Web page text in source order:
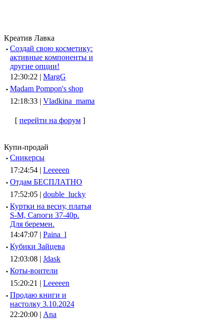
Креатив Лавка
· Создай свою косметику:
активные компоненты и
другие опции!
12:30:22 | MargG
· Madam Pompon's shop
12:18:33 | Vladkina_mama
[ перейти на форум ]
Купи-продай
· Сникерсы
17:24:54 | Leeeeen
· Отдам БЕСПЛАТНО
17:52:05 | double_lucky
· Куртки на весну, платья
S-M, Сапоги 37-40р.
Для беремен.
14:47:07 | Paina_l
· Кубики Зайцева
12:03:08 | Jdask
· Коты-воители
15:20:21 | Leeeeen
· Продаю книги и
настолку 3.10.2024
22:20:00 | Ana